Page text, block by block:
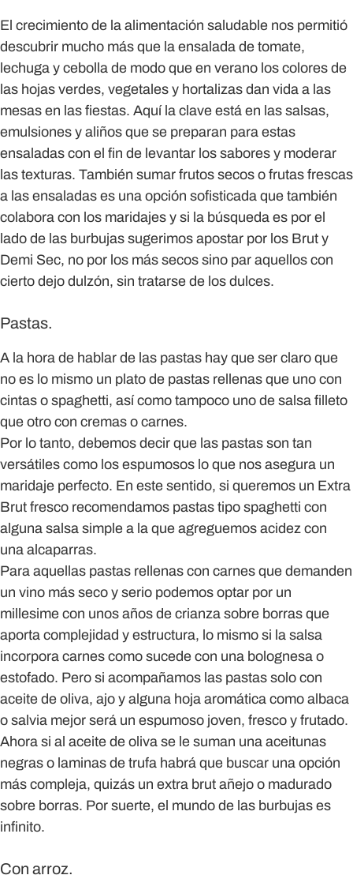
El crecimiento de la alimentación saludable nos permitió
descubrir mucho más que la ensalada de tomate,
lechuga y cebolla de modo que en verano los colores de
las hojas verdes, vegetales y hortalizas dan vida a las
mesas en las fiestas. Aquí la clave está en las salsas,
emulsiones y aliños que se preparan para estas
ensaladas con el fin de levantar los sabores y moderar
las texturas. También sumar frutos secos o frutas frescas
a las ensaladas es una opción sofisticada que también
colabora con los maridajes y si la búsqueda es por el
lado de las burbujas sugerimos apostar por los Brut y
Demi Sec, no por los más secos sino par aquellos con
cierto dejo dulzón, sin tratarse de los dulces.
Pastas.
A la hora de hablar de las pastas hay que ser claro que
no es lo mismo un plato de pastas rellenas que uno con
cintas o spaghetti, así como tampoco uno de salsa filleto
que otro con cremas o carnes.
Por lo tanto, debemos decir que las pastas son tan
versátiles como los espumosos lo que nos asegura un
maridaje perfecto. En este sentido, si queremos un Extra
Brut fresco recomendamos pastas tipo spaghetti con
alguna salsa simple a la que agreguemos acidez con
una alcaparras.
Para aquellas pastas rellenas con carnes que demanden
un vino más seco y serio podemos optar por un
millesime con unos años de crianza sobre borras que
aporta complejidad y estructura, lo mismo si la salsa
incorpora carnes como sucede con una bolognesa o
estofado. Pero si acompañamos las pastas solo con
aceite de oliva, ajo y alguna hoja aromática como albaca
o salvia mejor será un espumoso joven, fresco y frutado.
Ahora si al aceite de oliva se le suman una aceitunas
negras o laminas de trufa habrá que buscar una opción
más compleja, quizás un extra brut añejo o madurado
sobre borras. Por suerte, el mundo de las burbujas es
infinito.
Con arroz.